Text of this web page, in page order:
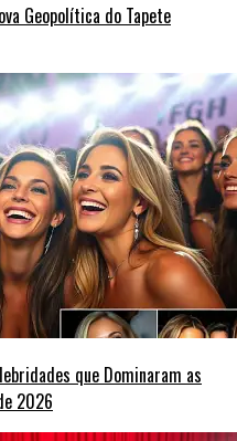
Geopolítica do Tapete
que Dominaram as
2026